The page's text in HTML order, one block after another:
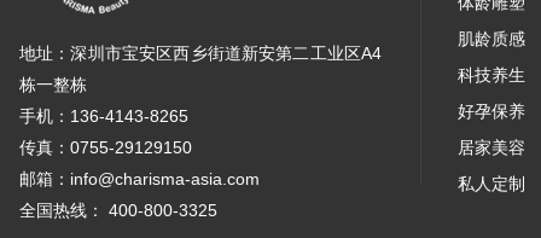
地址：深圳市宝安区西乡街道新安第二工业区A4
栋一整栋
手机：136-4143-8265
传真：0755-29129150
邮箱：info@charisma-asia.com
全国热线： 400-800-3325
肌龄质感
科技养生
好孕保养
居家美容
私人定制